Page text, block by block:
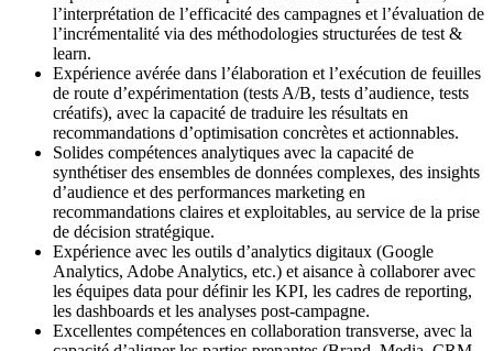
l’interprétation de l’efficacité des campagnes et l’évaluation de
l’incrémentalité via des méthodologies structurées de test &
learn.
Expérience avérée dans l’élaboration et l’exécution de feuilles
de route d’expérimentation (tests A/B, tests d’audience, tests
créatifs), avec la capacité de traduire les résultats en
recommandations d’optimisation concrètes et actionnables.
Solides compétences analytiques avec la capacité de
synthétiser des ensembles de données complexes, des insights
d’audience et des performances marketing en
recommandations claires et exploitables, au service de la prise
de décision stratégique.
Expérience avec les outils d’analytics digitaux (Google
Analytics, Adobe Analytics, etc.) et aisance à collaborer avec
les équipes data pour définir les KPI, les cadres de reporting,
les dashboards et les analyses post-campagne.
Excellentes compétences en collaboration transverse, avec la